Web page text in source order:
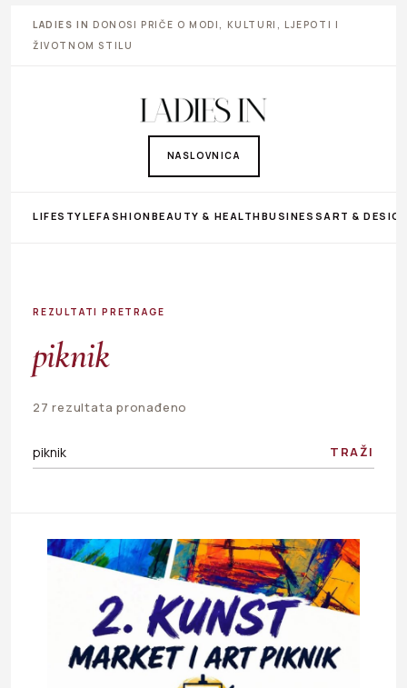
LADIES IN DONOSI PRIČE O MODI, KULTURI, LJEPOTI I
ŽIVOTNOM STILU
NASLOVNICA
LIFESTYLEFASHIONBEAUTY & HEALTHBUSINESS ART &
REZULTATI PRETRAGE
piknik
27 rezultata pronađeno
TRAŽI